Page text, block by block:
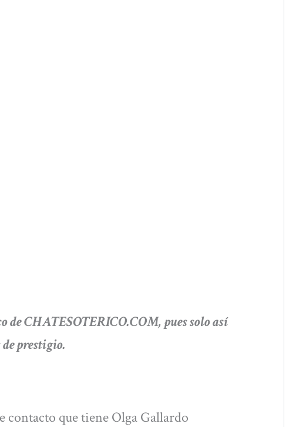
CHATESOTERICO.COM, pues solo así
prestigio.
contacto que tiene Olga Gallardo